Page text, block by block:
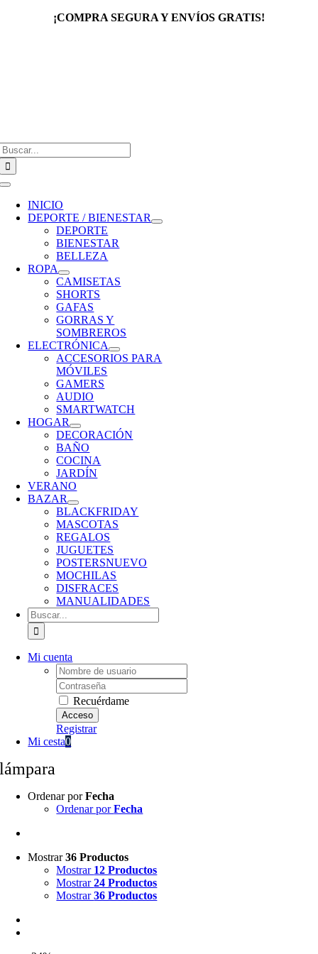
¡COMPRA SEGURA Y ENVÍOS GRATIS!
Toggle
Navigation
INICIO
DEPORTE / BIENESTAR
DEPORTE
BIENESTAR
BELLEZA
ROPA
CAMISETAS
SHORTS
GAFAS
GORRAS Y
SOMBREROS
ELECTRÓNICA
ACCESORIOS PARA
MÓVILES
GAMERS
AUDIO
SMARTWATCH
HOGAR
DECORACIÓN
BAÑO
COCINA
JARDÍN
VERANO
BAZAR
BLACKFRIDAY
MASCOTAS
REGALOS
JUGUETES
POSTERSNUEVO
MOCHILAS
DISFRACES
MANUALIDADES
Buscar:
Mi cuenta
Username:
Password:
Recuérdame
Registrar
Mi cesta0
lámpara
Ordenar porFecha
Ordenar porFecha
Mostrar36 Productos
Mostrar 12 Productos
Mostrar24 Productos
Mostrar36 Productos